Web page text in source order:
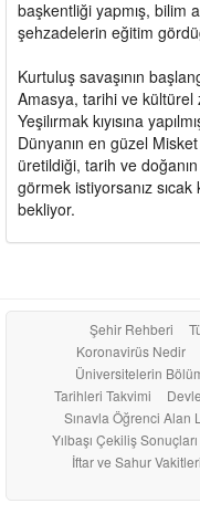
başkentliği yapmış, bilim
şehzadelerin eğitim
Kurtuluş savaşının
Amasya, tarihi ve kültürel
Yeşilırmak kıyısına
Dünyanın en güzel
üretildiği, tarih ve
görmek istiyorsanız
bekliyor.
Şehir Rehberi
Koronavirüs Nedir
Üniversitelerin
Tarihleri Takvimi
Sınavla Öğrenci Alan
Yılbaşı Çekiliş Sonuçları
İftar ve Sahur Vakitleri